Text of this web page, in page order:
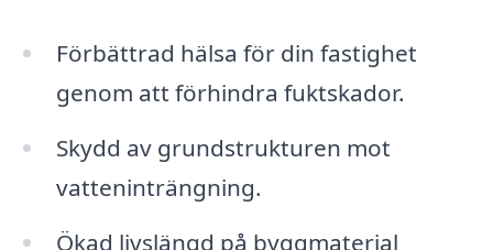
Förbättrad hälsa för din fastighet
genom att förhindra fuktskador.
Skydd av grundstrukturen mot
vatteninträngning.
Ökad livslängd på byggmaterial